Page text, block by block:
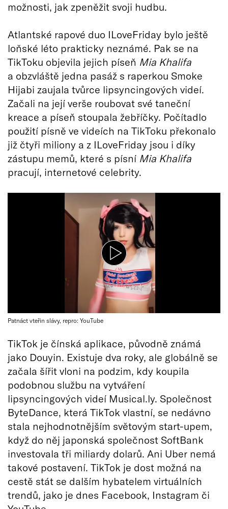
možnosti, jak zpeněžit svoji hudbu.
Atlantské rapové duo ILoveFriday bylo ještě
loňské léto prakticky neznámé. Pak se na
TikToku objevila jejich píseň Mia Khalifa
a obzvláště jedna pasáž s raperkou Smoke
Hijabi zaujala tvůrce lipsyncingových videí.
Začali na její verše roubovat své taneční
kreace a píseň stoupala žebříčky. Počítadlo
použití písně ve videích na TikToku překonalo
již čtyři miliony a z ILoveFriday jsou i díky
zástupu memů, které s písní Mia Khalifa
pracují, internetové celebrity.
Patnáct vteřin slávy, repro: YouTube
TikTok je čínská aplikace, původně známá
jako Douyin. Existuje dva roky, ale globálně se
začala šířit vloni na podzim, kdy koupila
podobnou službu na vytváření
lipsyncingových videí Musical.ly. Společnost
ByteDance, která TikTok vlastní, se nedávno
stala nejhodnotnějším světovým start-upem,
když do něj japonská společnost SoftBank
investovala tři miliardy dolarů. Ani Uber nemá
takové postavení. TikTok je dost možná na
cestě stát se dalším hybatelem virtuálních
trendů, jako je dnes Facebook, Instagram či